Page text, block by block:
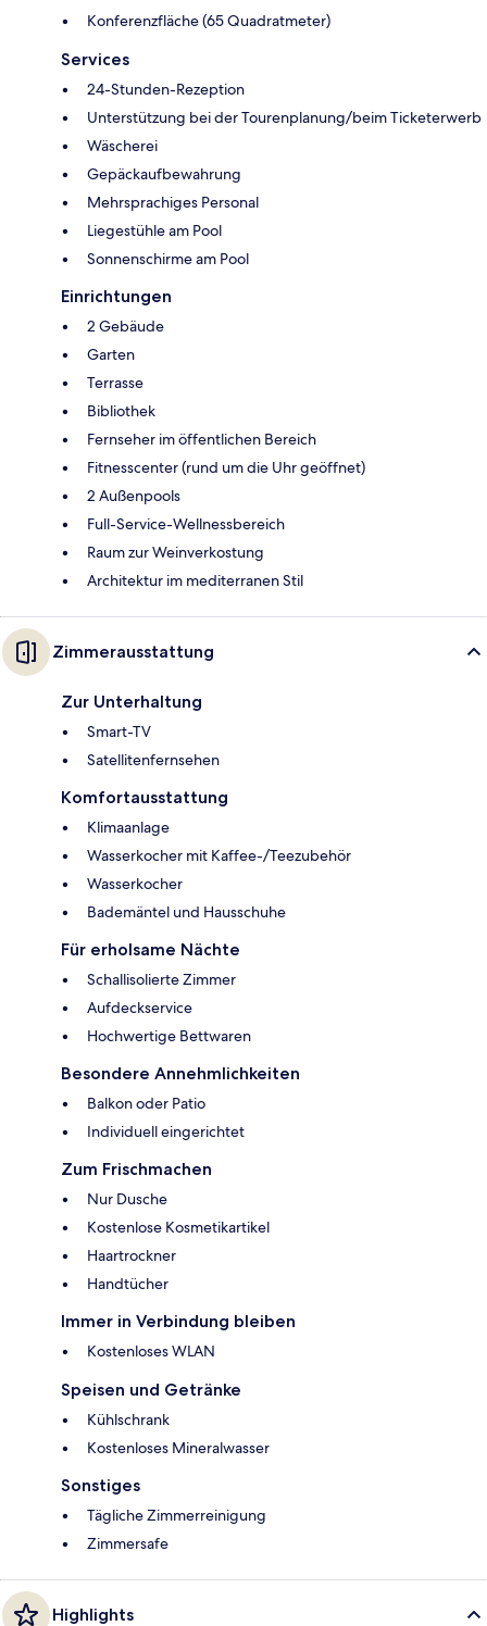
Konferenzfläche (65 Quadratmeter)
Services
24-Stunden-Rezeption
Unterstützung bei der Tourenplanung/beim Ticketerwerb
Wäscherei
Gepäckaufbewahrung
Mehrsprachiges Personal
Liegestühle am Pool
Sonnenschirme am Pool
Einrichtungen
2 Gebäude
Garten
Terrasse
Bibliothek
Fernseher im öffentlichen Bereich
Fitnesscenter (rund um die Uhr geöffnet)
2 Außenpools
Full-Service-Wellnessbereich
Raum zur Weinverkostung
Architektur im mediterranen Stil
Zimmerausstattung
Zur Unterhaltung
Smart-TV
Satellitenfernsehen
Komfortausstattung
Klimaanlage
Wasserkocher mit Kaffee-/Teezubehör
Wasserkocher
Bademäntel und Hausschuhe
Für erholsame Nächte
Schallisolierte Zimmer
Aufdeckservice
Hochwertige Bettwaren
Besondere Annehmlichkeiten
Balkon oder Patio
Individuell eingerichtet
Zum Frischmachen
Nur Dusche
Kostenlose Kosmetikartikel
Haartrockner
Handtücher
Immer in Verbindung bleiben
Kostenloses WLAN
Speisen und Getränke
Kühlschrank
Kostenloses Mineralwasser
Sonstiges
Tägliche Zimmerreinigung
Zimmersafe
Highlights